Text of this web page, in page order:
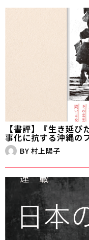
【書評】『生き延
事化に抗する沖縄の
BY 村上陽子